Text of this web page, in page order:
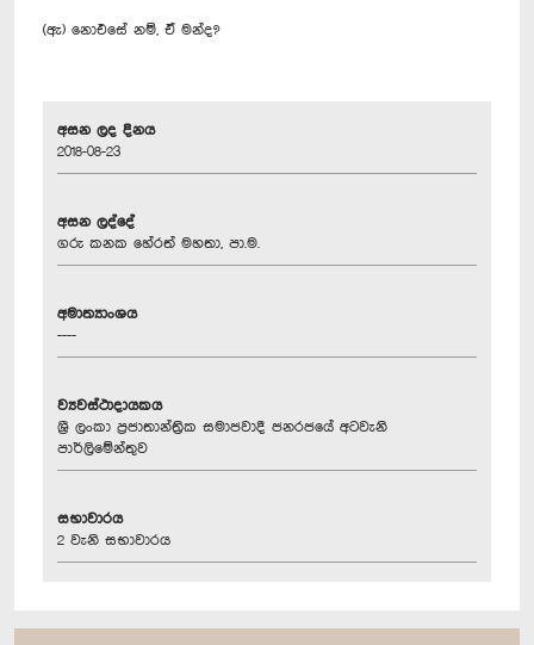
(ඇ) නොඑසේ නම්, ඒ මන්ද?
අසන ලද දිනය
2018-08-23
අසන ලද්දේ
ගරු කනක හේරත් මහතා, පා.ම.
අමාත්‍යාංශය
----
ව්‍යවස්ථාදායකය
ශ්‍රී ලංකා ප්‍රජාතාන්ත්‍රික සමාජවාදී ජනරජයේ අටවැනි
පාර්ලිමේන්තුව
සභාවාරය
2 වැනි සභාවාරය